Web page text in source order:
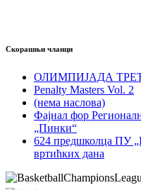
Скорашњи чланци
ОЛИМПИЈАДА
Penalty Masters Vol. 2
(нема наслова)
Фајнал фор
„Пинки“
624 предшколца ПУ
вртићких дана